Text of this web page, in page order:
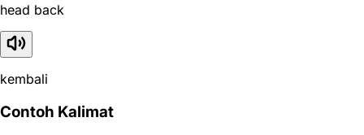
head back
kembali
Contoh Kalimat